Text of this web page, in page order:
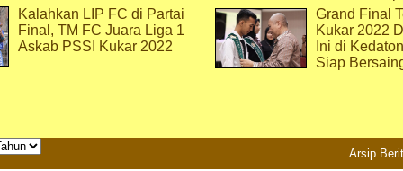
Kalahkan LIP FC di Partai
Final, TM FC Juara Liga 1
Askab PSSI Kukar 2022
Grand Final
Kukar 2022
Ini di
Siap
Arsip